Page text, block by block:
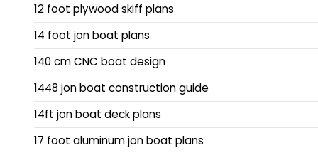
12 foot plywood skiff plans
14 foot jon boat plans
140 cm CNC boat design
1448 jon boat construction guide
14ft jon boat deck plans
17 foot aluminum jon boat plans